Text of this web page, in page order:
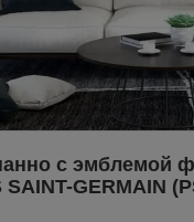
с эмблемой
SAINT-GERMAIN